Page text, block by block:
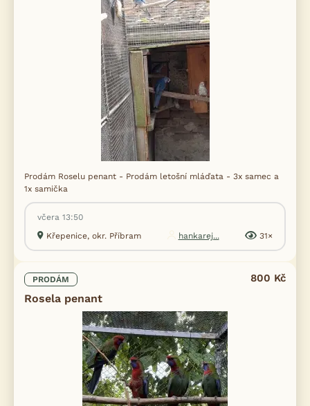
Prodám Roselu penant - Prodám letošní mláďata - 3x samec a
1x samička
včera 13:50
Křepenice, okr. Příbram
hankarej... 31×
PRODÁM
Rosela penant
800 Kč